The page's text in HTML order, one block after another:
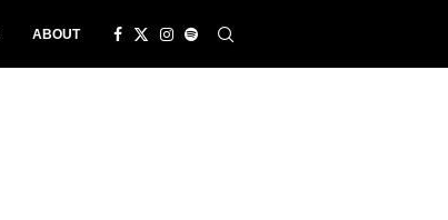
ABOUT